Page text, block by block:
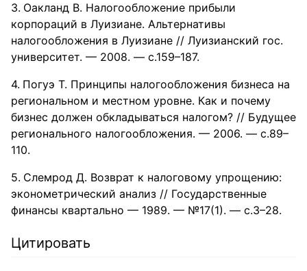
Оакланд В. Налогообложение прибыли
корпораций в Луизиане. Альтернативы
налогообложения в Луизиане // Луизианский гос.
университет. — 2008. — с.159–187.
Погуэ Т. Принципы налогообложения бизнеса на
региональном и местном уровне. Как и почему
бизнес должен обкладываться налогом? // Будущее
регионального налогообложения. — 2006. — с.89–
110.
Слемрод Д. Возврат к налоговому упрощению:
эконометрический анализ // Государственные
финансы квартально — 1989. — №17(1). — с.3–28.
Цитировать